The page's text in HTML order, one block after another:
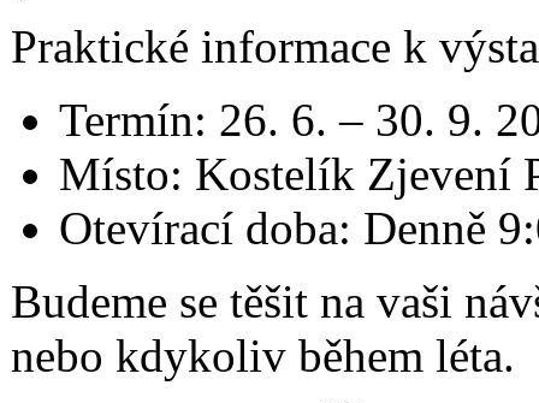
Praktické informace k
Termín: 26. 6. – 30. 9.
Místo: Kostelík Zjevení
Otevírací doba: Denně
Budeme se těšit na vaši
nebo kdykoliv během léta.